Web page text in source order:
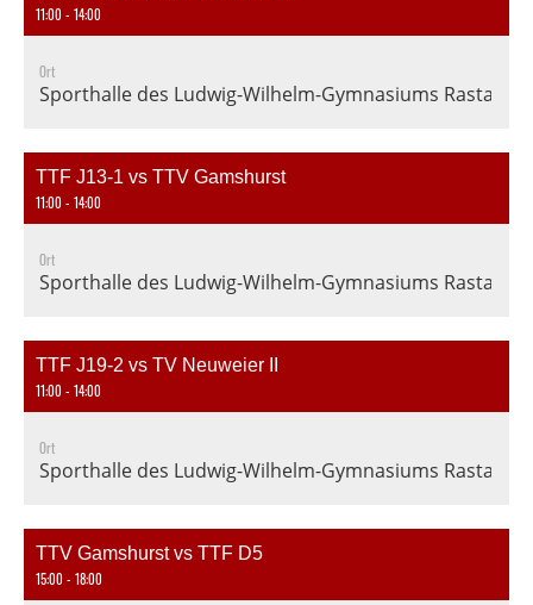
11:00 - 14:00
Ort
Sporthalle des Ludwig-Wilhelm-Gymnasiums Rastatt,
TTF J13-1 vs TTV Gamshurst
11:00 - 14:00
Ort
Sporthalle des Ludwig-Wilhelm-Gymnasiums Rastatt,
TTF J19-2 vs TV Neuweier II
11:00 - 14:00
Ort
Sporthalle des Ludwig-Wilhelm-Gymnasiums Rastatt,
TTV Gamshurst vs TTF D5
15:00 - 18:00